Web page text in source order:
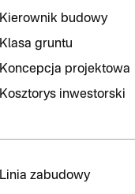
Kierownik budowy
Klasa gruntu
Koncepcja projektowa
Kosztorys inwestorski
Linia zabudowy